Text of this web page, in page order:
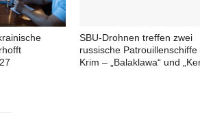
SBU-Drohnen treffen zwei
russische
Krim – „Balaklawa“ und